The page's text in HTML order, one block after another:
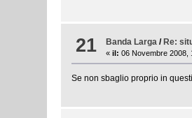
21 Banda Larga /Re:
«il: 06 Novembre 2008,
Se non sbaglio proprio in